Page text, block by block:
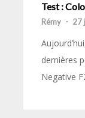
Test :
Rémy - 27
dernières
Negative